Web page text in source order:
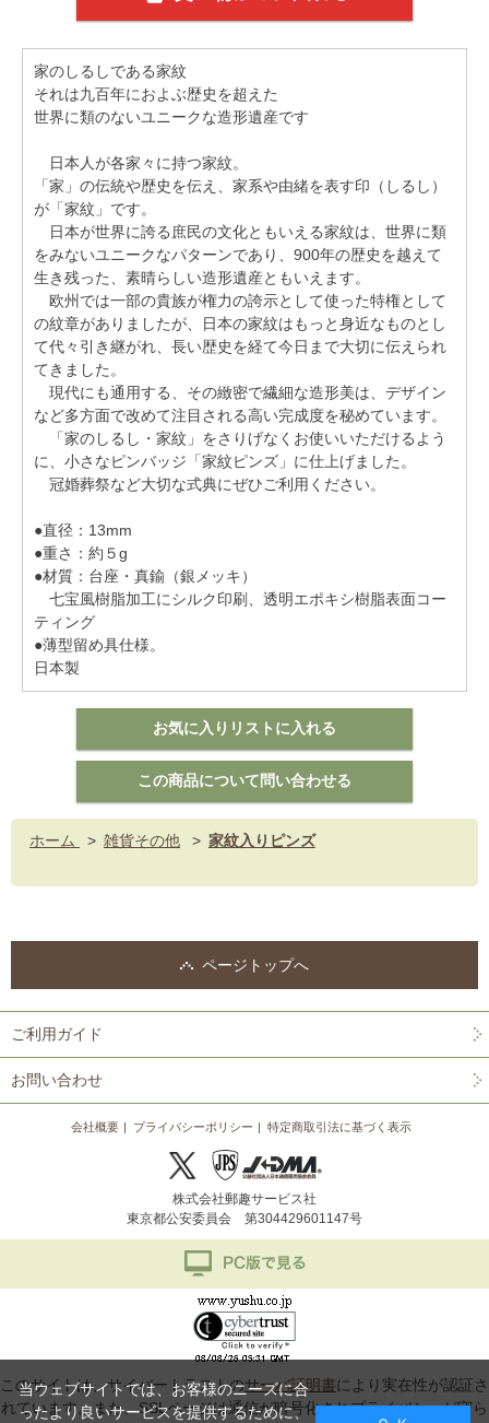
家のしるしである家紋
それは九百年におよぶ歴史を超えた
世界に類のないユニークな造形遺産です
日本人が各家々に持つ家紋。
「家」の伝統や歴史を伝え、家系や由緒を表す印（しるし）
が「家紋」です。
日本が世界に誇る庶民の文化ともいえる家紋は、世界に類
をみないユニークなパターンであり、900年の歴史を越えて
生き残った、素晴らしい造形遺産ともいえます。
欧州では一部の貴族が権力の誇示として使った特権として
の紋章がありましたが、日本の家紋はもっと身近なものとし
て代々引き継がれ、長い歴史を経て今日まで大切に伝えられ
てきました。
現代にも通用する、その緻密で繊細な造形美は、デザイン
など多方面で改めて注目される高い完成度を秘めています。
「家のしるし・家紋」をさりげなくお使いいただけるよう
に、小さなピンバッジ「家紋ピンズ」に仕上げました。
冠婚葬祭など大切な式典にぜひご利用ください。
●直径：13mm
●重さ：約５g
●材質：台座・真鍮（銀メッキ）
七宝風樹脂加工にシルク印刷、透明エポキシ樹脂表面コー
ティング
●薄型留め具仕様。
日本製
ホーム > 雑貨その他 > 家紋入りピンズ
ページトップへ
ご利用ガイド
お問い合わせ
会社概要 プライバシーポリシー 特定商取引法に基づく表示
株式会社郵趣サービス社
東京都公安委員会 第304429601147号
このサイトは、サイバートラストのサーバ証明書により実在性が認証さ
れています。また、SSLページは通信が暗号化されプライバシーが守ら
当ウェブサイトでは、お客様のニーズに合
ったより良いサービスを提供するために、